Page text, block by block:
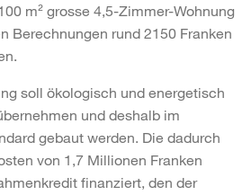
m² grosse 4,5-Zimmer-Wohnung
Berechnungen rund 2150 Franken
soll ökologisch und energetisch
und deshalb im
gebaut werden. Die dadurch
von 1,7 Millionen Franken
finanziert, den der